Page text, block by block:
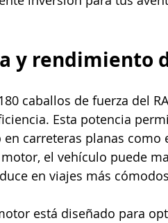
y rendimiento
caballos de fuerza del
Esta potencia
carreteras planas
motor, el vehículo puede
en viajes más
está diseñado para